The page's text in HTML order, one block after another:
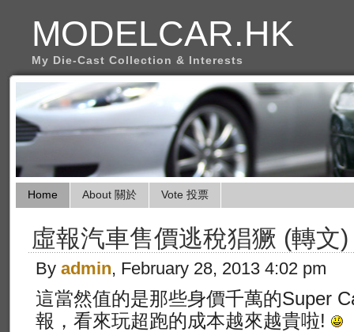
MODELCAR.HK
My Die-Cast Collection & Interests
Home About 關於 Vote 投票
虛報汽車售價逃稅猖獗 (轉文)
By admin, February 28, 2013 4:02 pm
這當然值的是那些身價千萬的Super
報，看來玩超跑的成本越來越貴啦!